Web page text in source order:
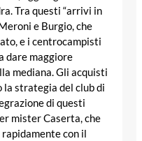
Tra questi “arrivi in
e Burgio, che
e i centrocampisti
dare maggiore
mediana. Gli acquisti
la strategia del club di
di questi
mister Caserta, che
con il